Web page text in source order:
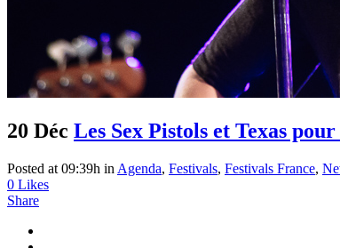
20 Déc Les Sex Pistols et Texas
Posted at 09:39h in Agenda, Festivals, Festivals France,
0 Likes
Share